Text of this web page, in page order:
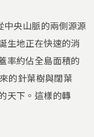
中央山脈的兩側源源
生地正在快速的消
率約佔全島面積的
的針葉樹與闊葉
天下。這樣的轉